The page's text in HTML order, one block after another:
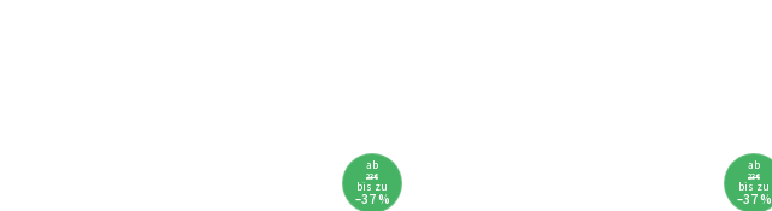
ab
23 €
bis zu
–37 %
ab
23 €
bis zu
–37 %